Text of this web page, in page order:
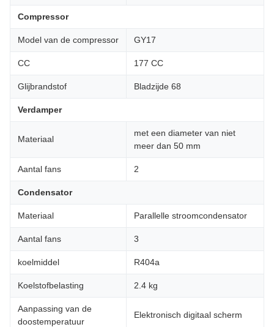
Compressor
Model van de compressor GY17
CC 177 CC
Glijbrandstof Bladzijde 68
Verdamper
Materiaal
met een diameter van niet
meer dan 50 mm
Aantal fans 2
Condensator
Materiaal Parallelle stroomcondensator
Aantal fans 3
koelmiddel R404a
Koelstofbelasting 2.4 kg
Aanpassing van de
doostemperatuur
Elektronisch digitaal scherm